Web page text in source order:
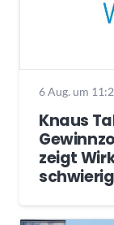
6 Aug. um
Knaus
zeigt
schwierig